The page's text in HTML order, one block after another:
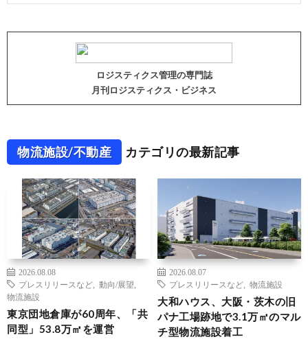
ロジスティクス管理の専門誌
月刊ロジスティクス・ビジネス
物流施設/不動産 カテゴリの最新記事
2026.08.08
プレスリリースなど
動向/展望
物流施設
東京団地倉庫が60周年、「共
同型」53.8万㎡を運営
2026.08.07
プレスリリースなど
物流施設
大和ハウス、大阪・茨木の旧
パナ工場跡地で3.1万㎡のマル
チ型物流施設着工